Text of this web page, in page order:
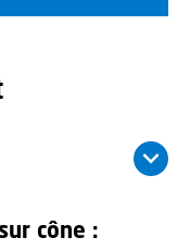
cône :